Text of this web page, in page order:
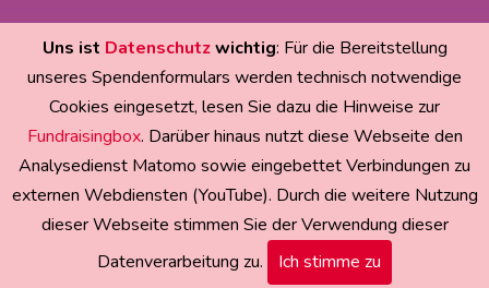
Impressum| Datenschutz| Barrierefreiheit
© 2026
Deutsche Stiftung Verbraucherschutz
Uns ist Datenschutzwichtig: Für die Bereitstellung
unseres Spendenformulars werden technisch notwendige
Cookies eingesetzt, lesen Sie dazu die Hinweise zur
Fundraisingbox. Darüber hinaus nutzt diese Webseite den
Analysedienst Matomo sowie eingebettet Verbindungen zu
externen Webdiensten (YouTube). Durch die weitere Nutzung
dieser Webseite stimmen Sie der Verwendung dieser
Datenverarbeitung zu.
Ich stimme zu